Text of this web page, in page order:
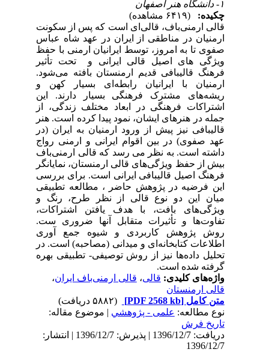
چکیده:
قالی ارمنی‌باف، قالی‌ای است که پس از سکونت
ارمنیان در مناطقی از ایران در عهد شاه عباس
صفوی تا به امروز، توسط ایرانیان ارمنی با حفظ
ویژگی های اصیل قالی ایرانی و تحت تأثیر
فرهنگ قالیبافی قدیم ارمنستان بافته می‌شود.
ارمنیان با ایرانیان رابطه‌ای بسیار کهن و
ریشه‌های مشترک فرهنگی بسیار دارند. این
اشتراکات فرهنگی در ابعاد مختلف زندگی‌، از
جمله در هنرهای ایشان، نمود پیدا کرده است. هنر
قالیبافی نیز پیش از ورود ارمنیان به ایران (در
عهد صفوی) در بین اقوام ایرانی و ارمنی رواج
داشته است. به نظر می رسد که قالی ارمنی‌باف
بیش از حفظ ویژگی‌های قالی ارمنستان، نمایانگر
فرهنگ اصیل قالیبافی ایرانی است. برای بررسی
این فرضیه در پژوهش حاضر ، مطالعه تطبیقی
میان این دو نوع قالی از نظر طرح، رنگ و
ویژگی‌های بافت، با هدف یافتن اشتراکات،
تفاوت‌ها و تأثیرات متقابل آنها ضروری ست.
روش پژوهش کاربردی و شیوه جمع آوری
اطلاعات کتابخانه‌ای و میدانی (مصاحبه) است. در
تحلیل داده‌ها نیز از روش توصیفی- تطبیقی بهره
گرفته شده است.
واژه‌های کلیدی:قالی‌،قالی ارمنی‌باف ایران ،
قالی ارمنستان
متن کامل[PDF 2568 kb]
نوع مطالعه:علمی - پژوهشي| موضوع مقاله:
تاریخ فرش
دریافت: 1396/12/7 | پذیرش: 1396/12/7 | انتشار:
1396/12/7